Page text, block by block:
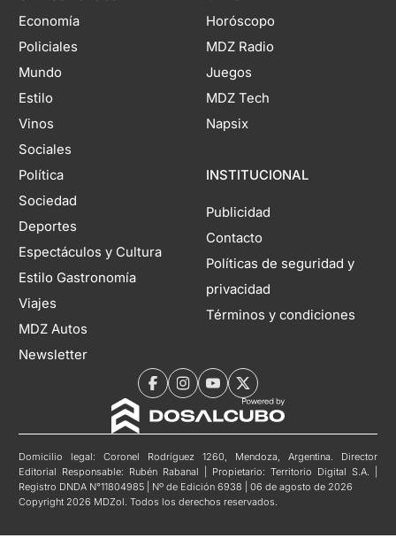
Economía
Policiales
Mundo
Estilo
Vinos
Sociales
Política
Sociedad
Deportes
Espectáculos y Cultura
Estilo Gastronomía
Viajes
MDZ Autos
Newsletter
Horóscopo
MDZ Radio
Juegos
MDZ Tech
Napsix
INSTITUCIONAL
Publicidad
Contacto
Políticas de seguridad y
privacidad
Términos y condiciones
Domicilio legal: Coronel Rodríguez 1260, Mendoza, Argentina. Director
Editorial Responsable: Rubén Rabanal | Propietario: Territorio Digital S.A. |
Registro DNDA N°11804985 | Nº de Edición 6938 | 06 de agosto de 2026
Copyright 2026 MDZol. Todos los derechos reservados.